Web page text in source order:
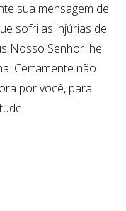
sua mensagem de
sofri as injúrias de
Nosso Senhor lhe
Certamente não
por você, para